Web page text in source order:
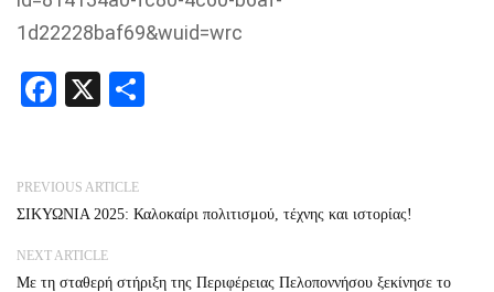
1d22228baf69&wuid=wrc
Facebook
X
PREVIOUS ARTICLE
ΣΙΚΥΩΝΙΑ 2025: Καλοκαίρι πολιτισμού, τέχνης και ιστορίας!
NEXT ARTICLE
Με τη σταθερή στήριξη της Περιφέρειας Πελοποννήσου ξεκίνησε το